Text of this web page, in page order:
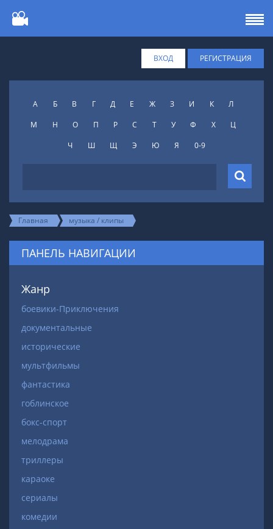
ВХОД РЕГИСТРАЦИЯ
А Б В Г Д Е Ж З И К
Л
М
Н О П Р С Т У Ф X
Ц
Ч
Ш Щ Э Ю Я 0-9
Главная музыка / клипы
ПАНЕЛЬ НАВИГАЦИИ
Жанр
боевики-Приключения
документальные
исторические
мультфильмы
фантастика
гоблинское
бокс-спорт
мелодрама
триллеры
караоке
сериалы
комедии